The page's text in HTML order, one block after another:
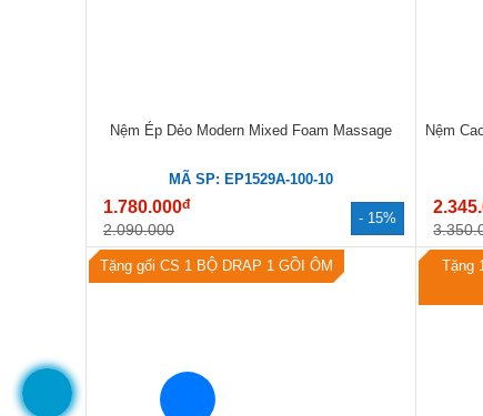
Nệm Ép Dẻo Modern Mixed Foam Massage
MÃ SP: EP1529A-100-10
1.780.000đ
2.090.000
Nệm
Tặng